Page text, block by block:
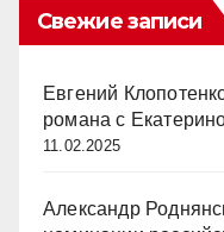
Свежие записи
Евгений
романа с
11.02.2025
Александр